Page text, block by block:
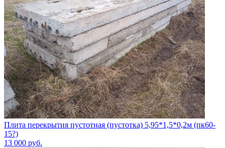
Плита перекрытия пустотная (пустотка) 5,95*1,5*0,2м (пк60-
15?)
13 000 руб.